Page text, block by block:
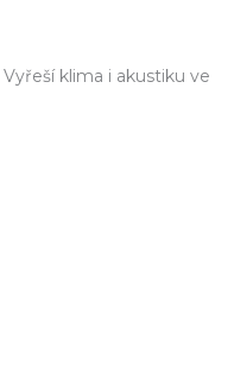
klima i akustiku ve